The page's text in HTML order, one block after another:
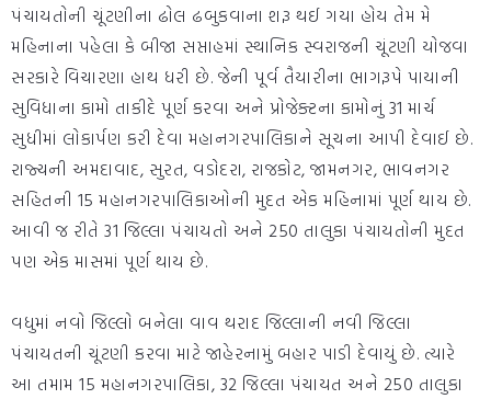
પંચાયતોની ચૂંટણીના ઢોલ ઢબુકવાના શરૂ થઈ ગયા હોય તેમ મે
મહિનાના પહેલા કે બીજા સપ્તાહમાં સ્થાનિક સ્વરાજની ચૂંટણી યોજવા
સરકારે વિચારણા હાથ ધરી છે. જેની પૂર્વ તૈયારીના ભાગરૂપે પાયાની
સુવિધાના કામો તાકીદે પૂર્ણ કરવા અને પ્રોજેક્ટના કામોનું 31 માર્ચ
સુધીમાં લોકાર્પણ કરી દેવા મહાનગરપાલિકાને સૂચના આપી દેવાઈ છે.
રાજ્યની અમદાવાદ, સુરત, વડોદરા, રાજકોટ, જામનગર, ભાવનગર
સહિતની 15 મહાનગરપાલિકાઓની મુદત એક મહિનામાં પૂર્ણ થાય છે.
આવી જ રીતે 31 જિલ્લા પંચાયતો અને 250 તાલુકા પંચાયતોની મુદત
પણ એક માસમાં પૂર્ણ થાય છે.
વધુમાં નવો જિલ્લો બનેલા વાવ થરાદ જિલ્લાની નવી જિલ્લા
પંચાયતની ચૂંટણી કરવા માટે જાહેરનામું બહાર પાડી દેવાયું છે. ત્યારે
આ તમામ 15 મહાનગરપાલિકા, 32 જિલ્લા પંચાયત અને 250 તાલુકા